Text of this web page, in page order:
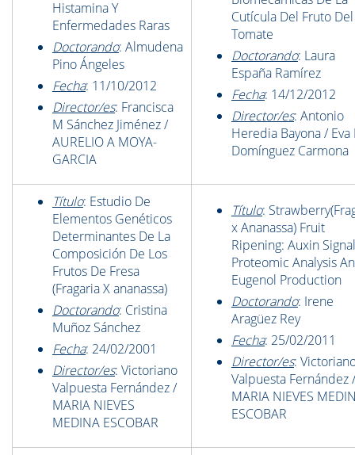
Histamina Y
Enfermedades Raras
Doctorando: Almudena
Pino Ángeles
Fecha: 11/10/2012
Director/es: Francisca
M Sánchez Jiménez /
AURELIO A MOYA-
GARCIA
Cutícula Del Fruto Del
Tomate
Doctorando: Laura
España Ramírez
Fecha: 14/12/2012
Director/es: Antonio
Heredia Bayona / Eva
Domínguez Carmona
Título: Estudio De
Elementos Genéticos
Determinantes De La
Composición De Los
Frutos De Fresa
(Fragaria X ananassa)
Doctorando: Cristina
Muñoz Sánchez
Fecha: 24/02/2001
Director/es: Victoriano
Valpuesta Fernández /
MARIA NIEVES
MEDINA ESCOBAR
Título:
x Ananassa) Fruit
Ripening: Auxin
Proteomic Analysis
Eugenol Production
Doctorando: Irene
Aragüez Rey
Fecha: 25/02/2011
Director/es:
Valpuesta Fernández /
MARIA NIEVES
ESCOBAR